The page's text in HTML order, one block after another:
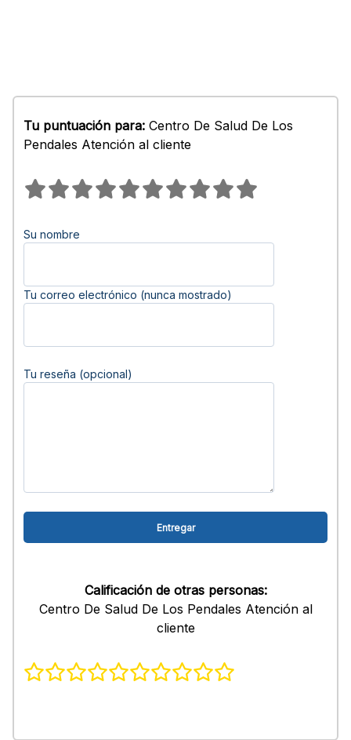
Tu puntuación para: Centro De Salud De Los
Pendales Atención al cliente
Su nombre
Tu correo electrónico (nunca mostrado)
Tu reseña (opcional)
Calificación de otras personas:
Centro De Salud De Los Pendales Atención al
cliente